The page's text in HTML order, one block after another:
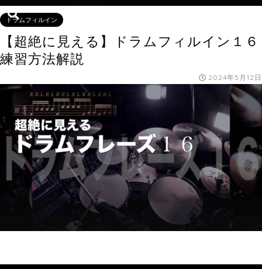
ドラムフィルイン
【超絶に見える】ドラムフィルイン１６
練習方法解説
2024年5月12日